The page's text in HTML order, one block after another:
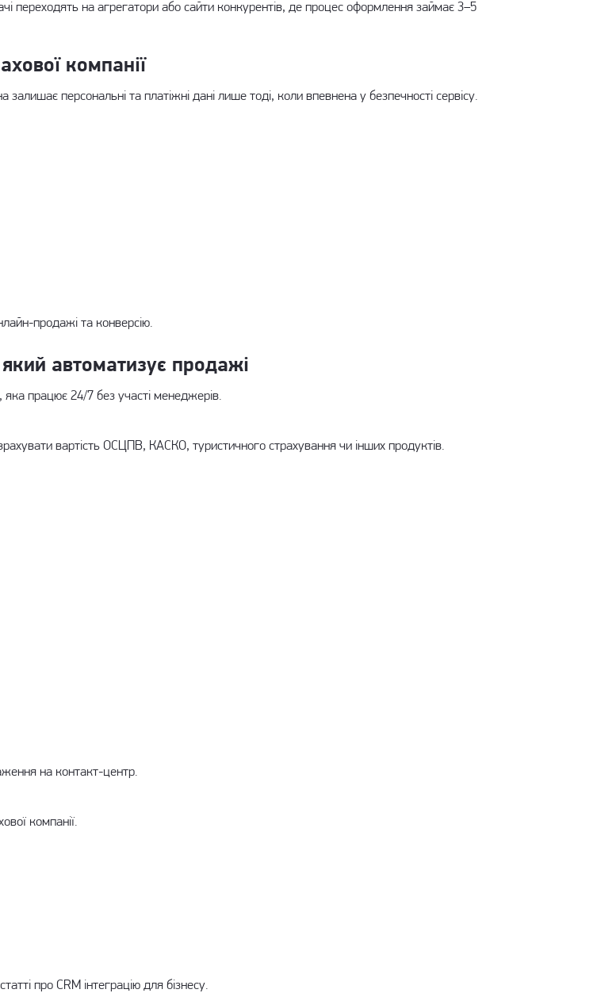
переходять на агрегатори або сайти конкурентів, де процес оформлення займає 3–5
компанії
персональні та платіжні дані лише тоді, коли впевнена у безпечності сервісу.
продажі та конверсію.
автоматизує продажі
працює 24/7 без участі менеджерів.
вартість ОСЦПВ, КАСКО, туристичного страхування чи інших продуктів.
на контакт-центр.
компанії.
про CRM інтеграцію для бізнесу.